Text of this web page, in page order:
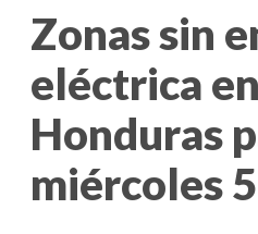
Zonas sin
eléctrica en
Honduras
miércoles